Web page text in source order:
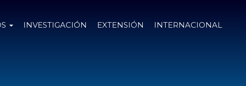
INVESTIGACIÓN EXTENSIÓN INTERNACIONAL